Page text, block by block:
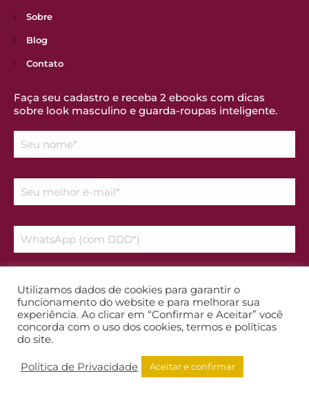
Sobre
Blog
Contato
Faça seu cadastro e receba 2 ebooks com dicas
sobre look masculino e guarda-roupas inteligente.
Declaro que aceito os temos daPolítica de Privacidade
Enviar
TODOS OS DIREITOS RESERVADOS A RENATA TOMAGNINI© SITE
DESENVOLVIDO PELAWEB41
Utilizamos dados de cookies para garantir o
funcionamento do website e para melhorar sua
experiência. Ao clicar em “Confirmar e Aceitar” você
concorda com o uso dos cookies, termos e políticas
do site.
Política de Privacidade Aceitar e confirmar